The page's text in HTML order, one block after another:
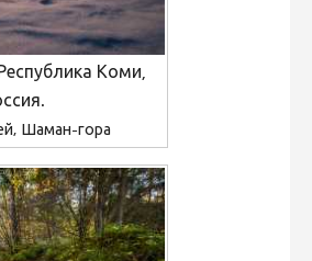
Республика Коми,
Шаман-гора